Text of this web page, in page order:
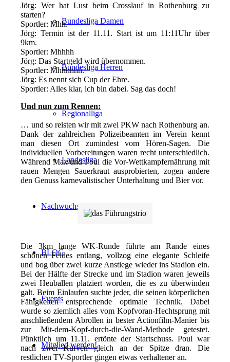
Bundesliga Damen
Bundesliga Herren
Regionalliga
Landesliga
Nachwuchs
BLOG
Events
Mitglied werden!
Jörg: Wer hat Lust beim Crosslauf in Rothenburg zu
starten?
Sportler: Mhh.
Jörg: Termin ist der 11.11. Start ist um 11:11Uhr über
9km.
Sportler: Mhhhh
Jörg: Das Startgeld wird übernommen.
Sportler: Mhhhhhh.
Jörg: Es nennt sich Cup der Ehre.
Sportler: Alles klar, ich bin dabei. Sag das doch!
Und nun zum Rennen:
… und so reisten wir mit zwei PKW nach Rothenburg an.
Dank der zahlreichen Polizeibeamten im Verein kennt
man diesen Ort zumindest vom Hören-Sagen. Die
individuellen Vorbereitungen waren recht unterschiedlich.
Während Max und Poul die Vor-Wettkampfernährung mit
rauen Mengen Sauerkraut ausprobierten, zogen andere
den Genuss karnevalistischer Unterhaltung und Bier vor.
Die 3km lange WK-Runde führte am Rande eines
schönen Feldes entlang, vollzog eine elegante Schleife
und bog über zwei kurze Anstiege wieder ins Stadion ein.
Bei der Hälfte der Strecke und im Stadion waren jeweils
zwei Heuballen platziert worden, die es zu überwinden
galt. Beim Einlaufen suchte jeder, die seinen körperlichen
Fähigkeiten entsprechende optimale Technik. Dabei
wurde so ziemlich alles vom Kopfvoran-Hechtsprung mit
anschließendem Abrollen in bester Actionfilm-Manier bis
zur Mit-dem-Kopf-durch-die-Wand-Methode getestet.
Pünktlich um 11.11. ertönte der Startschuss. Poul war
nach zwei Kurven gleich an der Spitze dran. Die
restlichen TV-Sportler gingen etwas verhaltener an.